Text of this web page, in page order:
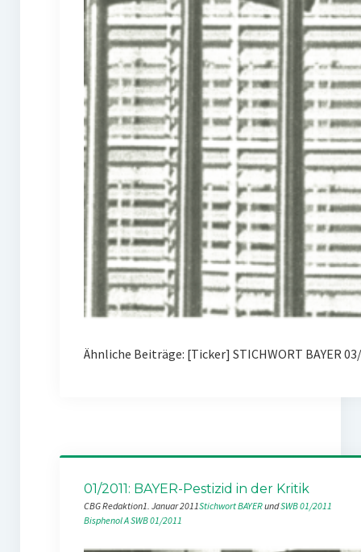
Ähnliche Beiträge: [Ticker] STICHWORT BAYER
01/2011: BAYER-Pestizid in der Kritik
CBG Redaktion1. Januar 2011Stichwort BAYER und SWB 01/2011
Bisphenol ASWB 01/2011